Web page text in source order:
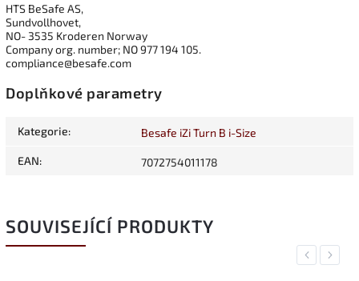
HTS BeSafe AS,
Sundvollhovet,
NO- 3535 Kroderen Norway
Company org. number; NO 977 194 105.
compliance@besafe.com
Doplňkové parametry
Kategorie: Besafe iZi Turn B i-Size
EAN: 7072754011178
SOUVISEJÍCÍ PRODUKTY
Previous
Next